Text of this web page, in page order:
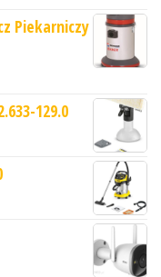
Piekarniczy
129.0